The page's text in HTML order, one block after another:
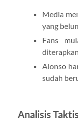
Media
yang
Fans
Alonso
sudah
Analisis Taktis